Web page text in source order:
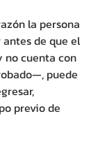
la persona
de que el
cuenta con
puede
previo de